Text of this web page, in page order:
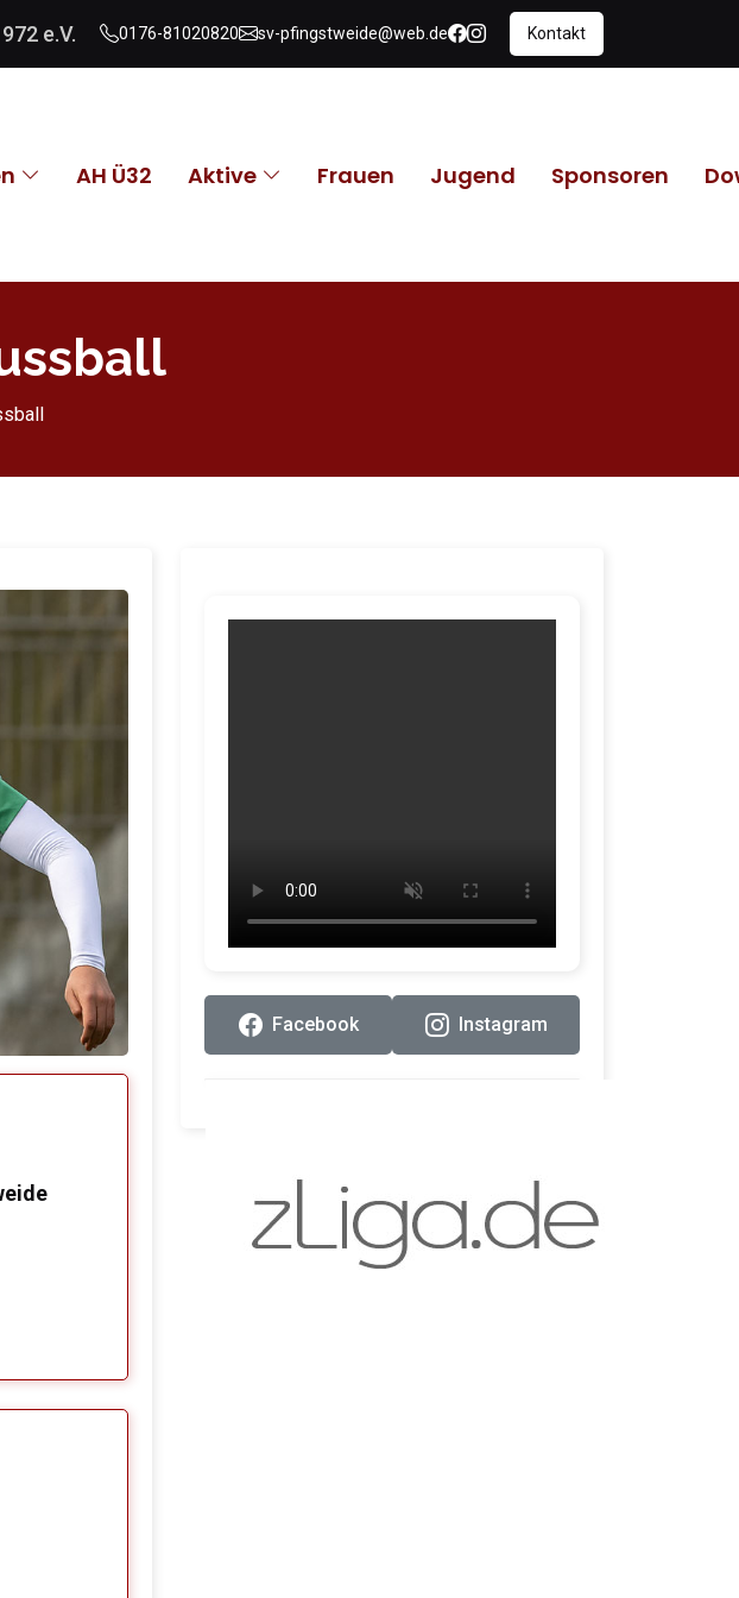
e.V. 0176-81020820 sv-pfingstweide@web.de Kontakt
AH Ü32 Aktive Frauen Jugend Sponsoren
Facebook Instagram